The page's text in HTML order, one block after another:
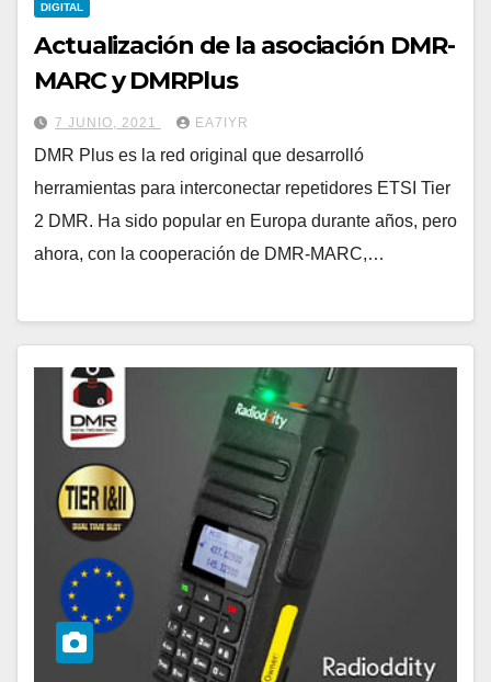
DIGITAL
Actualización de la asociación DMR-
MARC y DMRPlus
7 JUNIO, 2021 EA7IYR
DMR Plus es la red original que desarrolló
herramientas para interconectar repetidores ETSI Tier
2 DMR. Ha sido popular en Europa durante años, pero
ahora, con la cooperación de DMR-MARC,…